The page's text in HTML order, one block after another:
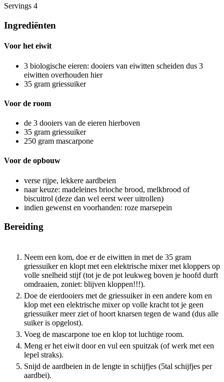
Servings 4
Ingrediënten
Voor het eiwit
3 biologische eieren: dooiers van eiwitten scheiden dus 3
eiwitten overhouden hier
35 gram griessuiker
Voor de room
de 3 dooiers van de eieren hierboven
35 gram griessuiker
250 gram mascarpone
Voor de opbouw
verse rijpe, lekkere aardbeien
naar keuze: madeleines brioche brood, melkbrood of
biscuitrol (deze dan wel eerst weer uitrollen)
indien gewenst en voorhanden: roze marsepein
Bereiding
Neem een kom, doe er de eiwitten in met de 35 gram
griessuiker en klopt met een elektrische mixer met kloppers op
volle snelheid stijf (tot je de pot leukweg boven je hoofd durft
omdraaien, zoniet: blijven kloppen!!!).
Doe de eierdooiers met de griessuiker in een andere kom en
klop met een elektrische mixer op volle kracht tot je geen
griessuiker meer ziet of hoort knarsen tegen de wand (dus alle
suiker is opgelost).
Voeg de mascarpone toe en klop tot luchtige room.
Meng er het eiwit door en vul een spuitzak (of werk met een
lepel straks).
Snijd de aardbeien in de lengte in schijfjes (5tal schijfjes per
aardbei).